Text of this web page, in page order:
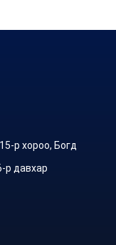
р хороо, Богд
р давхар